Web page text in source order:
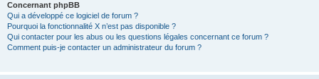
Concernant phpBB
Qui a développé ce logiciel de forum ?
Pourquoi la fonctionnalité X n’est pas disponible ?
Qui contacter pour les abus ou les questions légales concernant ce forum ?
Comment puis-je contacter un administrateur du forum ?